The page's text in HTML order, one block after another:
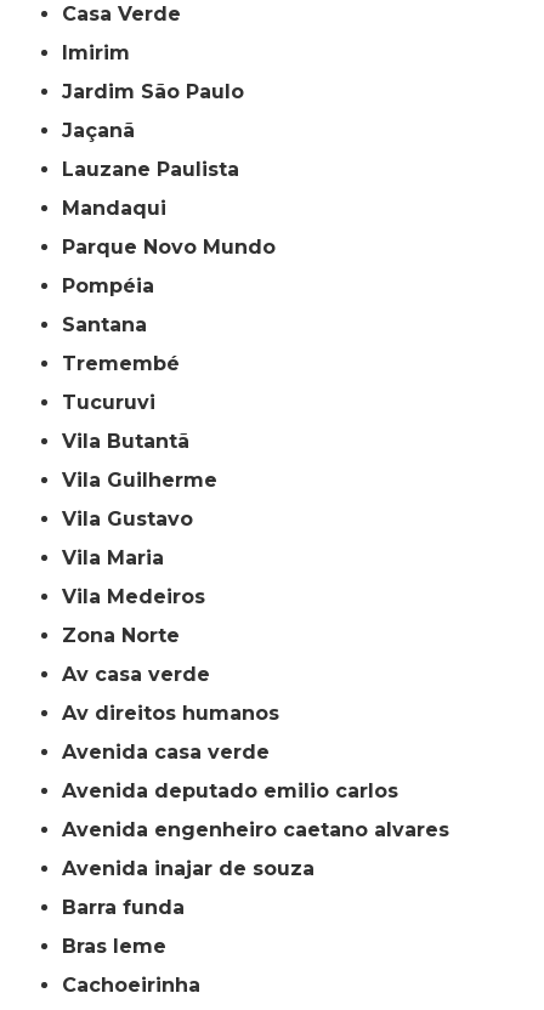
Casa Verde
Imirim
Jardim São Paulo
Jaçanã
Lauzane Paulista
Mandaqui
Parque Novo Mundo
Pompéia
Santana
Tremembé
Tucuruvi
Vila Butantã
Vila Guilherme
Vila Gustavo
Vila Maria
Vila Medeiros
Zona Norte
av casa verde
av direitos humanos
avenida casa verde
avenida deputado emilio carlos
avenida engenheiro caetano alvares
avenida inajar de souza
barra funda
bras leme
cachoeirinha